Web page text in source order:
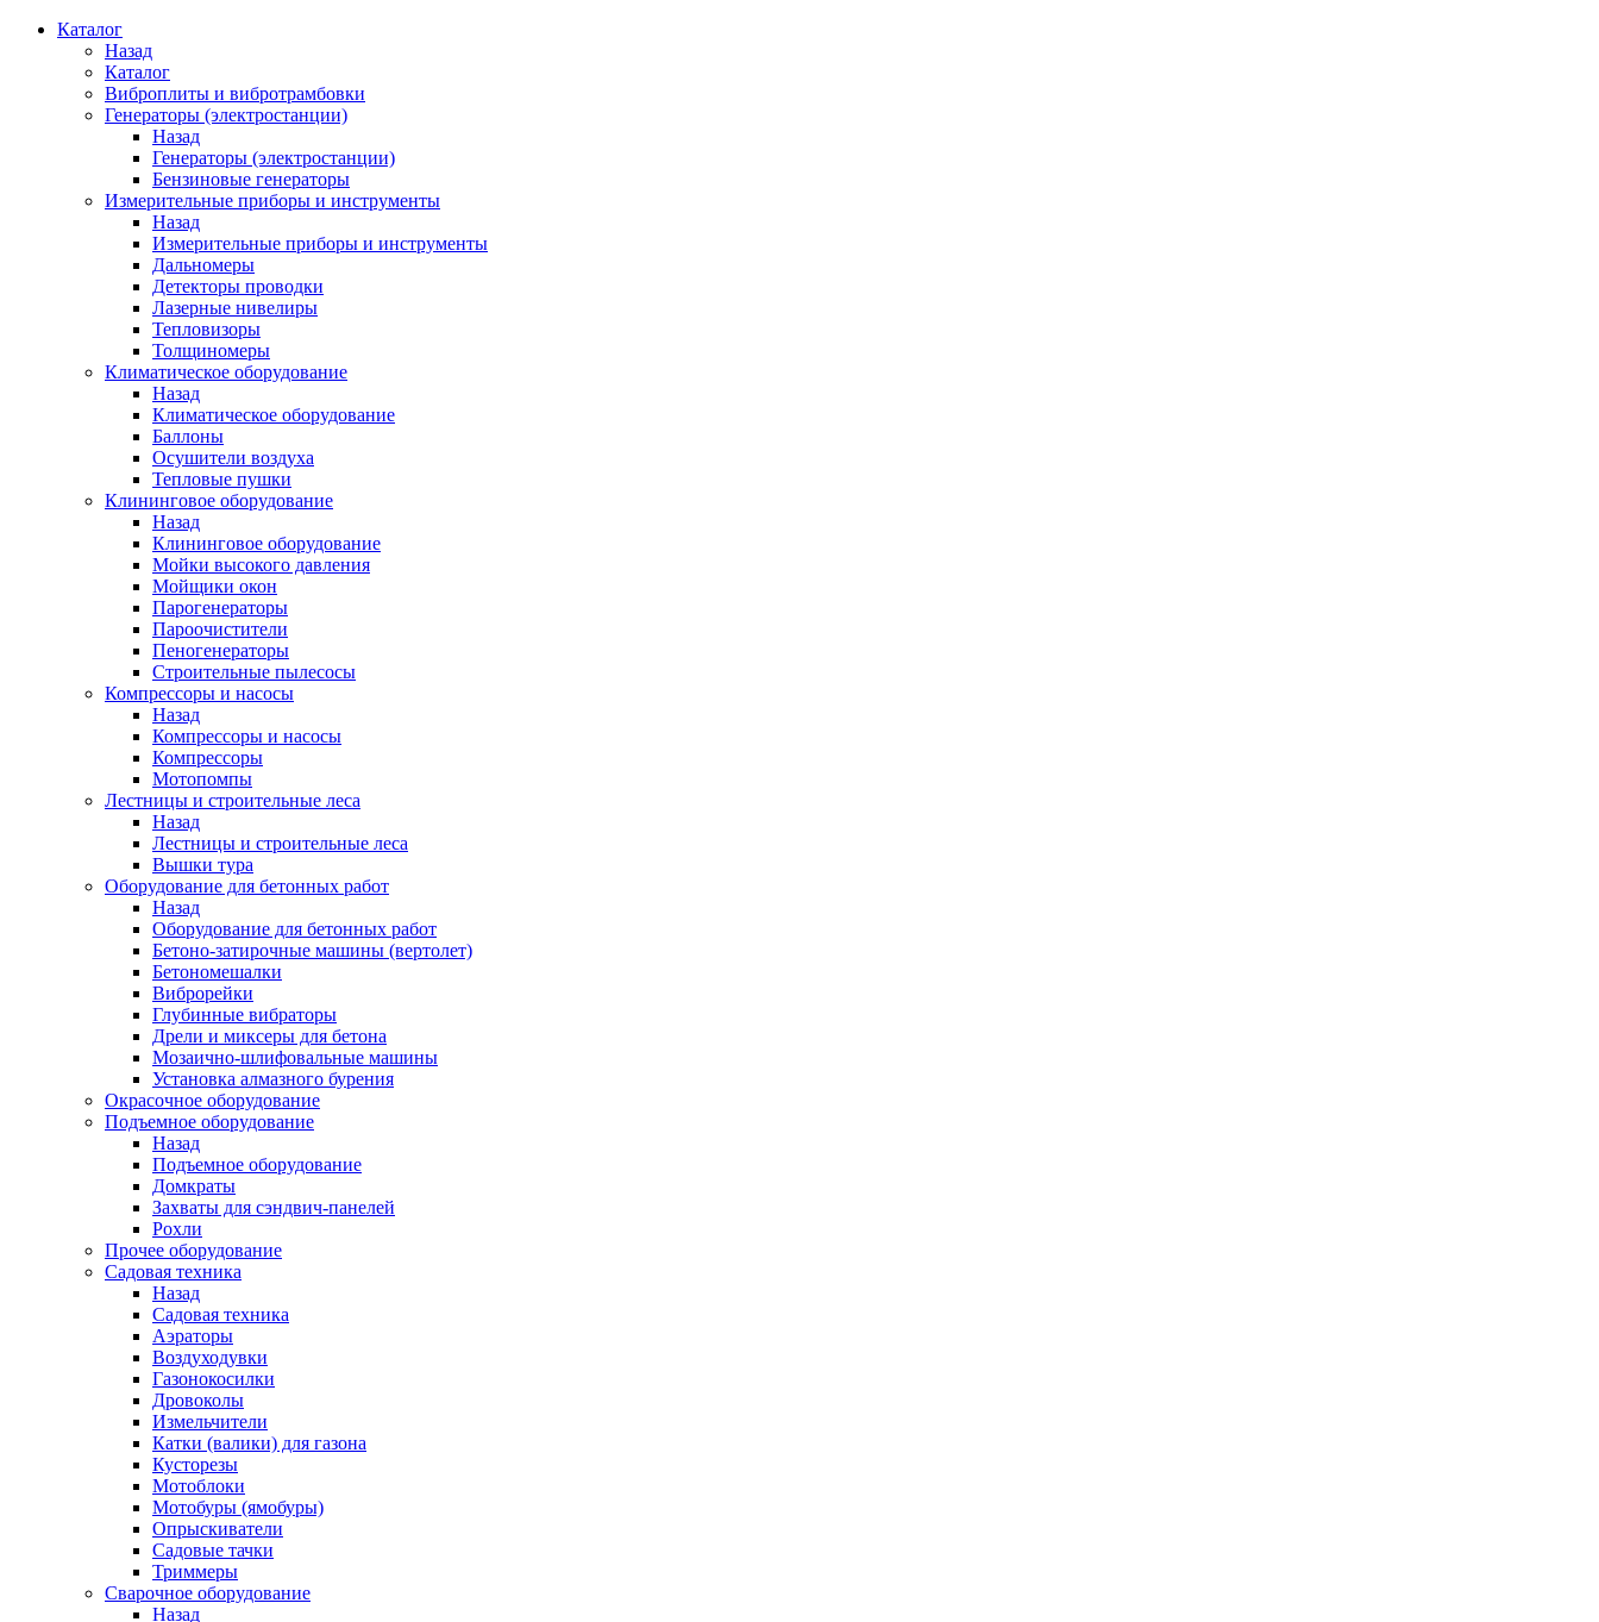
Каталог
Назад
Каталог
Виброплиты и вибротрамбовки
Генераторы (электростанции)
Назад
Генераторы (электростанции)
Бензиновые генераторы
Измерительные приборы и инструменты
Назад
Измерительные приборы и инструменты
Дальномеры
Детекторы проводки
Лазерные нивелиры
Тепловизоры
Толщиномеры
Климатическое оборудование
Назад
Климатическое оборудование
Баллоны
Осушители воздуха
Тепловые пушки
Клининговое оборудование
Назад
Клининговое оборудование
Мойки высокого давления
Мойщики окон
Парогенераторы
Пароочистители
Пеногенераторы
Строительные пылесосы
Компрессоры и насосы
Назад
Компрессоры и насосы
Компрессоры
Мотопомпы
Лестницы и строительные леса
Назад
Лестницы и строительные леса
Вышки тура
Оборудование для бетонных работ
Назад
Оборудование для бетонных работ
Бетоно-затирочные машины (вертолет)
Бетономешалки
Виброрейки
Глубинные вибраторы
Дрели и миксеры для бетона
Мозаично-шлифовальные машины
Установка алмазного бурения
Окрасочное оборудование
Подъемное оборудование
Назад
Подъемное оборудование
Домкраты
Захваты для сэндвич-панелей
Рохли
Прочее оборудование
Садовая техника
Назад
Садовая техника
Аэраторы
Воздуходувки
Газонокосилки
Дровоколы
Измельчители
Катки (валики) для газона
Кусторезы
Мотоблоки
Мотобуры (ямобуры)
Опрыскиватели
Садовые тачки
Триммеры
Сварочное оборудование
Назад